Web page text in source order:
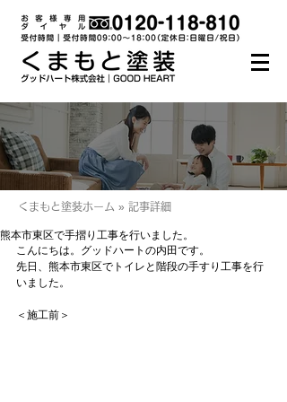
くまもと塗装ホーム » 記事詳細
熊本市東区で手摺り工事を行いました。
こんにちは。グッドハートの内田です。
先日、熊本市東区でトイレと階段の手すり工事を行
いました。
＜施工前＞